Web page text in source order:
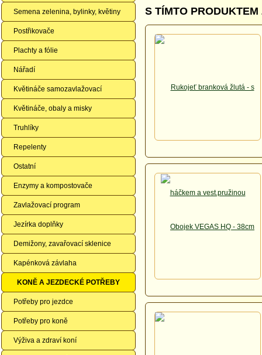
Semena zelenina, bylinky, květiny
Postřikovače
Plachty a fólie
Nářadí
Květináče samozavlažovací
Květináče, obaly a misky
Truhlíky
Repelenty
Ostatní
Enzymy a kompostovače
Zavlažovací program
Jezírka doplňky
Demižony, zavařovací sklenice
Kapénková závlaha
KONĚ A JEZDECKÉ POTŘEBY
Potřeby pro jezdce
Potřeby pro koně
Výživa a zdraví koní
S TÍMTO